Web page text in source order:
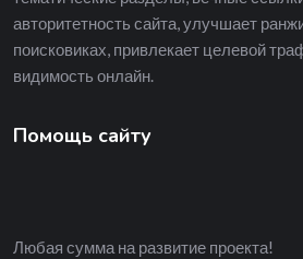
авторитетность сайта, улучшает
поисковиках, привлекает целевой
видимость онлайн.
Помощь сайту
Любая сумма на развитие проекта!